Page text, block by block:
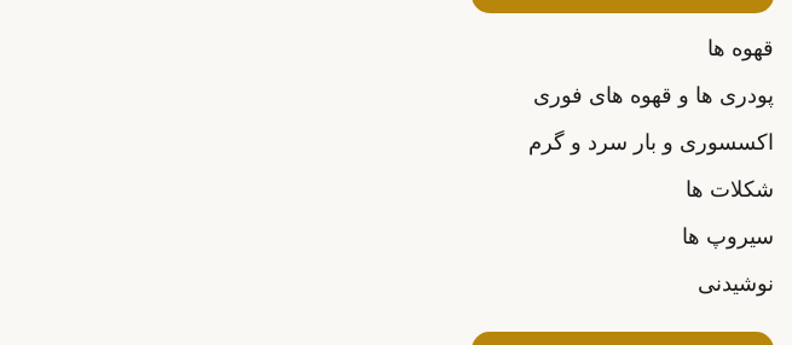
قهوه ها
پودری ها و قهوه های فوری
اکسسوری و بار سرد و گرم
شکلات ها
سیروپ ها
نوشیدنی